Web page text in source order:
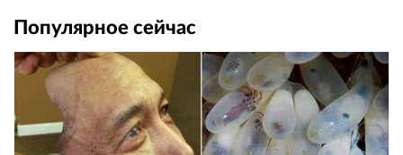
Популярное сейчас